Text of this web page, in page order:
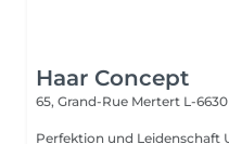
Haar Concept
65, Grand-Rue Mertert L-6630
Perfektion und Leidenschaft Unsere Leidenschaft ist es